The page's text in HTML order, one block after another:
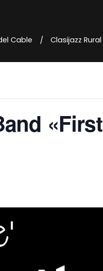
Cable Clasijazz Rural
«First